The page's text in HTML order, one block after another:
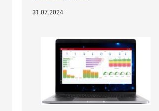
31.07.2024